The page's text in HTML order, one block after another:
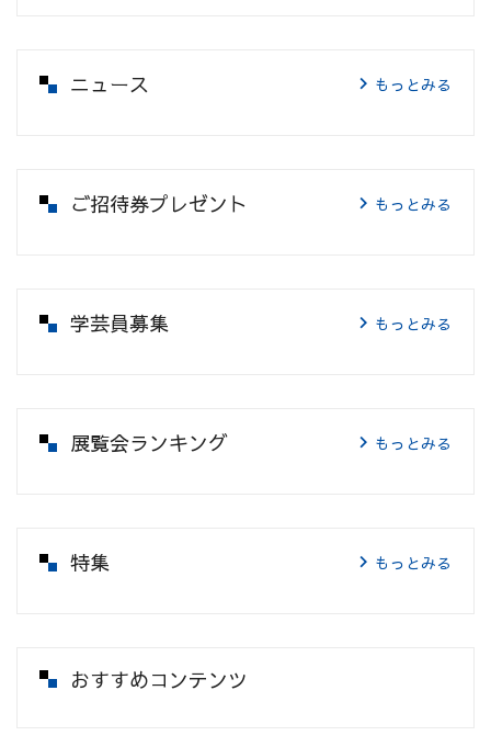
ニュース もっとみる
ご招待券プレゼント もっとみる
学芸員募集 もっとみる
展覧会ランキング もっとみる
特集 もっとみる
おすすめコンテンツ